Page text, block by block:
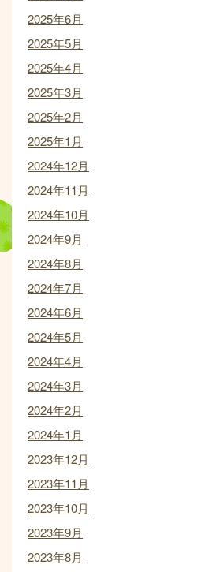
2025年6月
2025年5月
2025年4月
2025年3月
2025年2月
2025年1月
2024年12月
2024年11月
2024年10月
2024年9月
2024年8月
2024年7月
2024年6月
2024年5月
2024年4月
2024年3月
2024年2月
2024年1月
2023年12月
2023年11月
2023年10月
2023年9月
2023年8月